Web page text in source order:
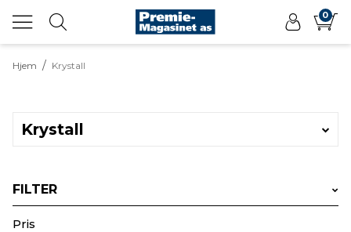
0
/
Hjem Krystall
Krystall
FILTER
Velg produkttype
Pris